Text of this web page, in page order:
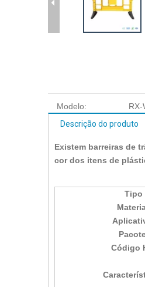
Modelo: RX-
Descrição do produto
Existem barreiras de
cor dos itens de
Tipo
Código